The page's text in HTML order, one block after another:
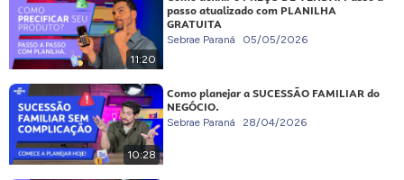
11:20
passo atualizado com PLANILHA
GRATUITA
Sebrae Paraná 05/05/2026
10:28
Como planejar a SUCESSÃO FAMILIAR do
NEGÓCIO.
Sebrae Paraná 28/04/2026